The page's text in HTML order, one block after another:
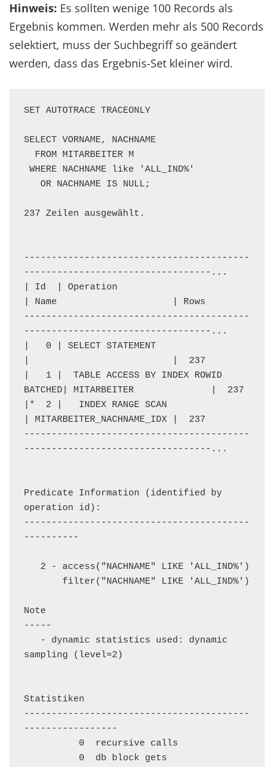
Hinweis: Es sollten wenige 100 Records als
Ergebnis kommen. Werden mehr als 500 Records
selektiert, muss der Suchbegriff so geändert
werden, dass das Ergebnis-Set kleiner wird.
SET AUTOTRACE TRACEONLY
SELECT VORNAME, NACHNAME
237 Zeilen ausgewählt.
-----------------------------------------
----------------------------------...
| Id  | Operation
| Name                     | Rows
-----------------------------------------
----------------------------------...
|   0 | SELECT STATEMENT
|                          |  237
|   1 |  TABLE ACCESS BY INDEX ROWID
BATCHED| MITARBEITER              |  237
|*  2 |   INDEX RANGE SCAN
| MITARBEITER_NACHNAME_IDX |  237
-----------------------------------------
----------------------------------...
Predicate Information (identified by
operation id):
-----------------------------------------
----------
Note
-----
sampling (level=2)
Statistiken
-----------------------------------------
-----------------